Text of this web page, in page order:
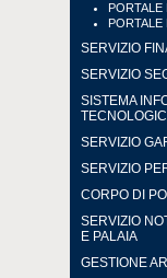
PORTALE
PORTALE
SERVIZIO
SERVIZIO
SISTEMA
SERVIZIO
SERVIZIO
CORPO DI
SERVIZIO
E PALAIA
GESTIONE